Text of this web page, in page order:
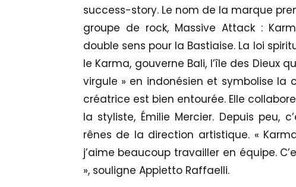
success-story. Le nom de la marque
groupe de rock, Massive Attack :
double sens pour la Bastiaise. La loi
le Karma, gouverne Bali, l’île des Dieux
virgule » en indonésien et symbolise la
créatrice est bien entourée. Elle
la styliste, Émilie Mercier. Depuis peu,
rênes de la direction artistique. «
j’aime beaucoup travailler en équipe.
», souligne Appietto Raffaelli.